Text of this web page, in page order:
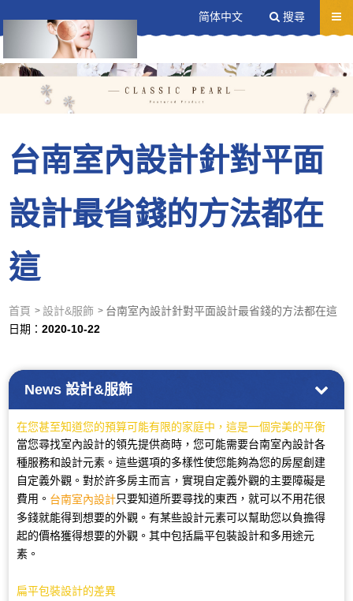
送出
简体中文 搜尋
台南室內設計針對平面
設計最省錢的方法都在
這
首頁 設計&服飾
台南室內設計針對平面設計最省錢的方法都在這
日期：2020-10-22
News設計&服飾
在您甚至知道您的預算可能有限的家庭中，這是一個完美的平衡
當您尋找室內設計的領先提供商時，您可能需要台南室內設計各
種服務和設計元素。這些選項的多樣性使您能夠為您的房屋創建
自定義外觀。對於許多房主而言，實現自定義外觀的主要障礙是
費用。 台南室內設計只要知道所要尋找的東西，就可以不用花很
多錢就能得到想要的外觀。有某些設計元素可以幫助您以負擔得
起的價格獲得想要的外觀。其中包括扁平包裝設計和多用途元
素。
扁平包裝設計的差異